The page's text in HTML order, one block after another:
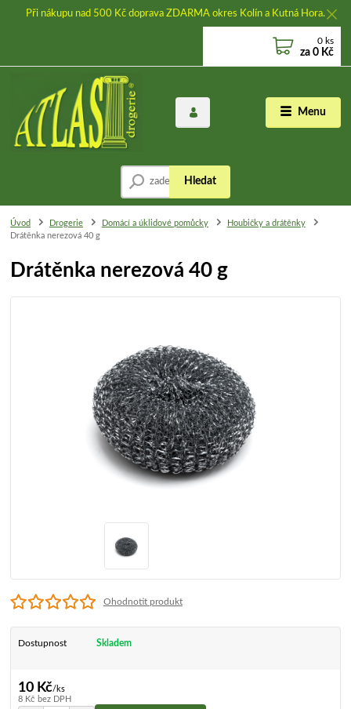
Při nákupu nad 500 Kč doprava ZDARMA okres Kolín a Kutná Hora.
Menu
Hledat
0 ks
za 0 Kč
Úvod Drogerie Domácí a úklidové pomůcky
Houbičky a drátěnky
Drátěnka nerezová 40 g
Drátěnka nerezová 40 g
Ohodnotit produkt
Dostupnost Skladem
10 Kč/ks
8 Kč bez DPH